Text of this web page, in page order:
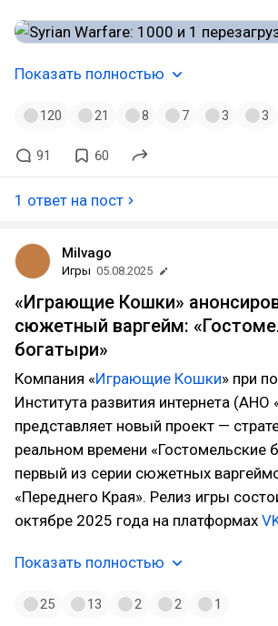
Показать полностью
120 21 8 7 3 3
91 60
1 ответ на пост
Milvago
Игры 05.08.2025
«Играющие Кошки»
сюжетный варгейм:
богатыри»
Компания «Играющие Кошки» при
Института развития интернета (АНО
представляет новый проект —
реальном времени «Гостомельские
первый из серии сюжетных
«Переднего Края». Релиз игры
октябре 2025 года на платформах
Показать полностью
25 13 2 2 1